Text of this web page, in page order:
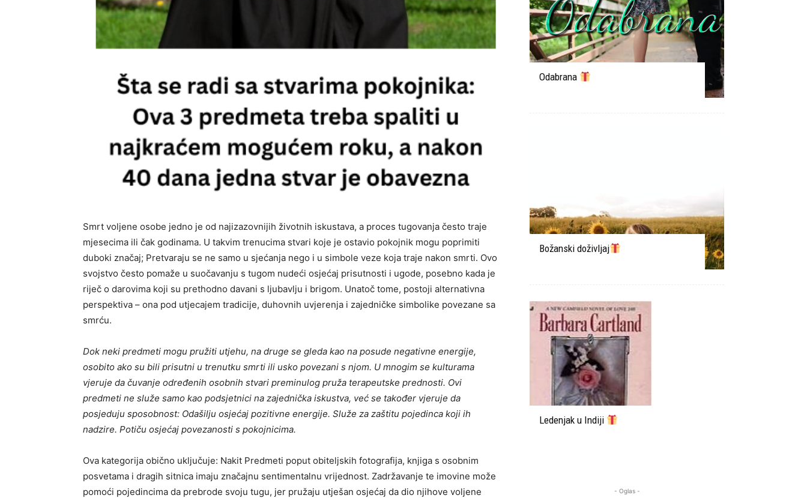
Smrt voljene osobe jedno je od najizazovnijih životnih iskustava, a proces tugovanja često traje
mjesecima ili čak godinama. U takvim trenucima stvari koje je ostavio pokojnik mogu poprimiti
duboki značaj; Pretvaraju se ne samo u sjećanja nego i u simbole veze koja traje nakon smrti. Ovo
svojstvo često pomaže u suočavanju s tugom nudeći osjećaj prisutnosti i ugode, posebno kada je
riječ o darovima koji su prethodno davani s ljubavlju i brigom. Unatoč tome, postoji alternativna
perspektiva – ona pod utjecajem tradicije, duhovnih uvjerenja i zajedničke simbolike povezane sa
smrću.
Dok neki predmeti mogu pružiti utjehu, na druge se gleda kao na posude negativne energije,
osobito ako su bili prisutni u trenutku smrti ili usko povezani s njom. U mnogim se kulturama
vjeruje da čuvanje određenih osobnih stvari preminulog pruža terapeutske prednosti. Ovi
predmeti ne služe samo kao podsjetnici na zajednička iskustva, već se također vjeruje da
posjeduju sposobnost: Odašilju osjećaj pozitivne energije. Služe za zaštitu pojedinca koji ih
nadzire. Potiču osjećaj povezanosti s pokojnicima.
Ova kategorija obično uključuje: Nakit Predmeti poput obiteljskih fotografija, knjiga s osobnim
posvetama i dragih sitnica imaju značajnu sentimentalnu vrijednost. Zadržavanje te imovine može
pomoći pojedincima da prebrode svoju tugu, jer pružaju utješan osjećaj da dio njihove voljene
Odabrana
Božanski doživljaj
Ledenjak u Indiji
- Oglas -